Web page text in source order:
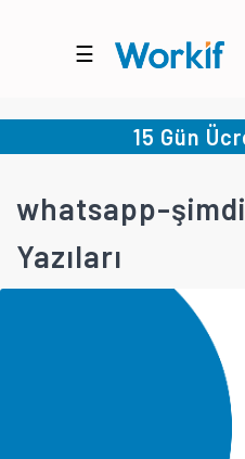
☰
15 Gün
whatsapp-
Yazıları